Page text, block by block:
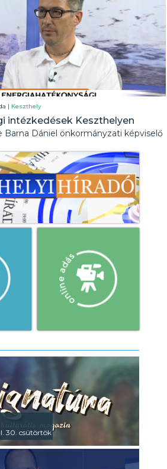
| Keszthely
intézkedések Keszthelyen
Barna Dániel önkormányzati képviselő
30. csütörtök